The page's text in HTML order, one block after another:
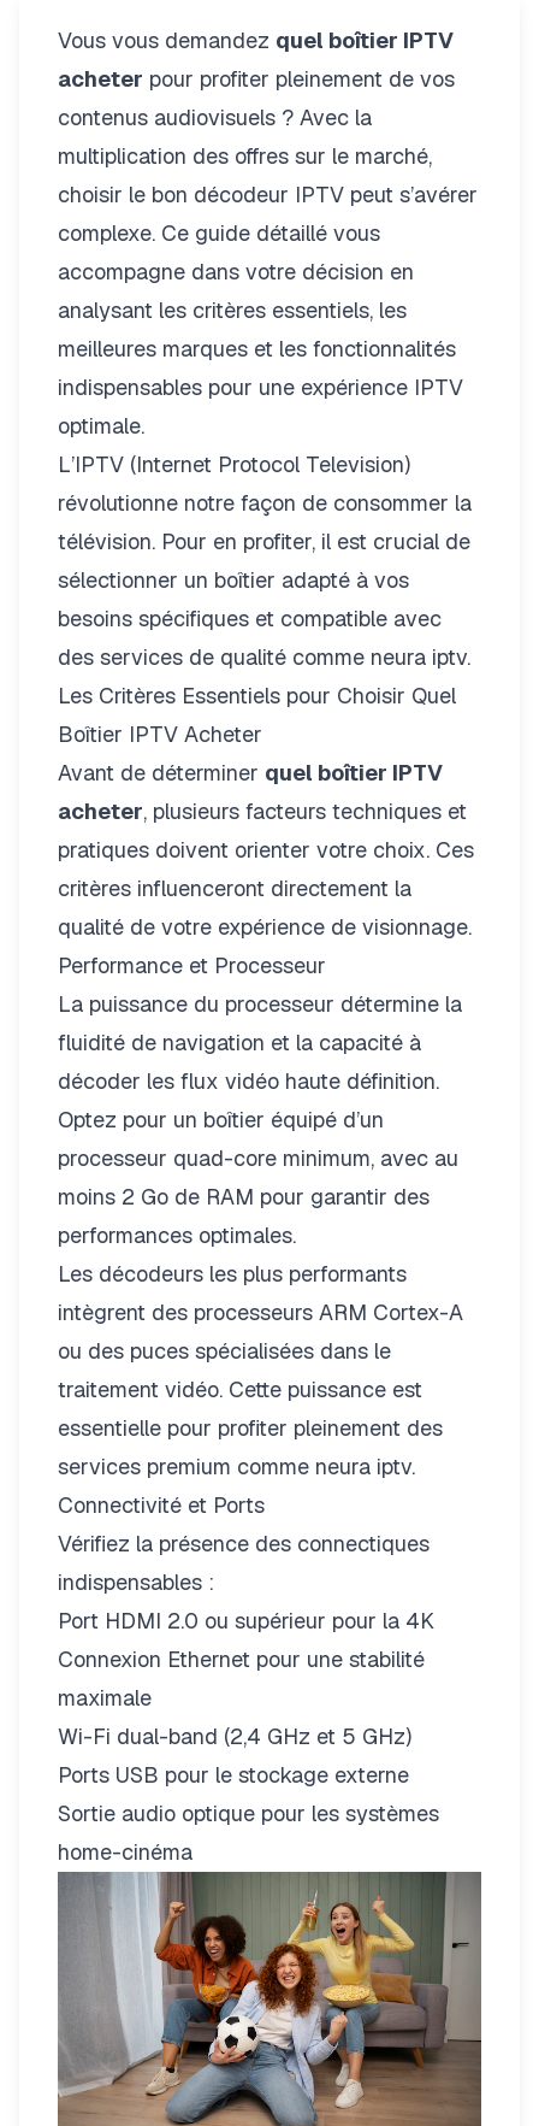
Vous vous demandez quel boîtier IPTV
acheter pour profiter pleinement de vos
contenus audiovisuels ? Avec la
multiplication des offres sur le marché,
choisir le bon décodeur IPTV peut s’avérer
complexe. Ce guide détaillé vous
accompagne dans votre décision en
analysant les critères essentiels, les
meilleures marques et les fonctionnalités
indispensables pour une expérience IPTV
optimale.
L’IPTV (Internet Protocol Television)
révolutionne notre façon de consommer la
télévision. Pour en profiter, il est crucial de
sélectionner un boîtier adapté à vos
besoins spécifiques et compatible avec
des services de qualité comme neura iptv.
Les Critères Essentiels pour Choisir Quel
Boîtier IPTV Acheter
Avant de déterminer quel boîtier IPTV
acheter, plusieurs facteurs techniques et
pratiques doivent orienter votre choix. Ces
critères influenceront directement la
qualité de votre expérience de visionnage.
Performance et Processeur
La puissance du processeur détermine la
fluidité de navigation et la capacité à
décoder les flux vidéo haute définition.
Optez pour un boîtier équipé d’un
processeur quad-core minimum, avec au
moins 2 Go de RAM pour garantir des
performances optimales.
Les décodeurs les plus performants
intègrent des processeurs ARM Cortex-A
ou des puces spécialisées dans le
traitement vidéo. Cette puissance est
essentielle pour profiter pleinement des
services premium comme neura iptv.
Connectivité et Ports
Vérifiez la présence des connectiques
indispensables :
Port HDMI 2.0 ou supérieur pour la 4K
Connexion Ethernet pour une stabilité
maximale
Wi-Fi dual-band (2,4 GHz et 5 GHz)
Ports USB pour le stockage externe
Sortie audio optique pour les systèmes
home-cinéma